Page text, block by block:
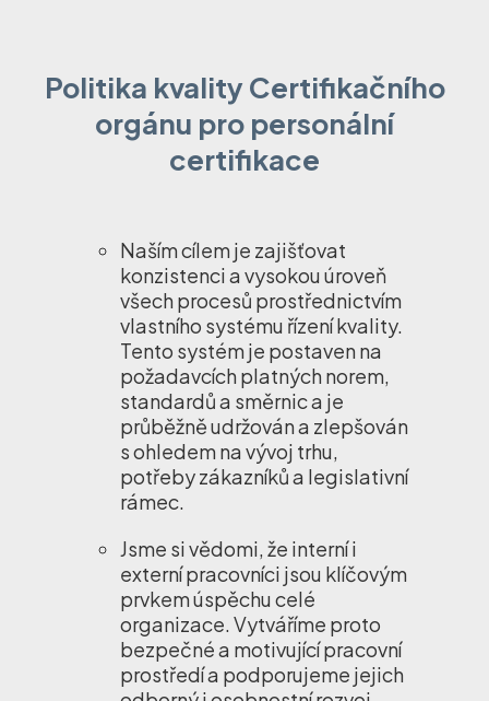
Politika kvality Certifikačního
orgánu pro personální
certifikace
Naším cílem je zajišťovat
konzistenci a vysokou úroveň
všech procesů prostřednictvím
vlastního systému řízení kvality.
Tento systém je postaven na
požadavcích platných norem,
standardů a směrnic a je
průběžně udržován a zlepšován
s ohledem na vývoj trhu,
potřeby zákazníků a legislativní
rámec.
Jsme si vědomi, že interní i
externí pracovníci jsou klíčovým
prvkem úspěchu celé
organizace. Vytváříme proto
bezpečné a motivující pracovní
prostředí a podporujeme jejich